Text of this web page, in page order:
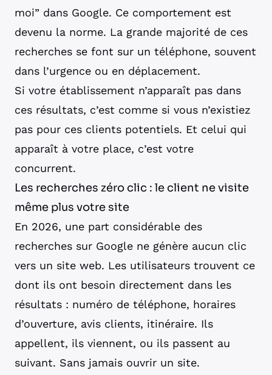
moi” dans Google. Ce comportement est
devenu la norme. La grande majorité de ces
recherches se font sur un téléphone, souvent
dans l’urgence ou en déplacement.
Si votre établissement n’apparaît pas dans
ces résultats, c’est comme si vous n’existiez
pas pour ces clients potentiels. Et celui qui
apparaît à votre place, c’est votre
concurrent.
Les recherches zéro clic : le client ne visite
même plus votre site
En 2026, une part considérable des
recherches sur Google ne génère aucun clic
vers un site web. Les utilisateurs trouvent ce
dont ils ont besoin directement dans les
résultats : numéro de téléphone, horaires
d’ouverture, avis clients, itinéraire. Ils
appellent, ils viennent, ou ils passent au
suivant. Sans jamais ouvrir un site.